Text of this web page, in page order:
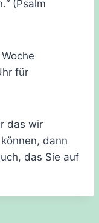
(Psalm
für
das wir
dann
das Sie auf